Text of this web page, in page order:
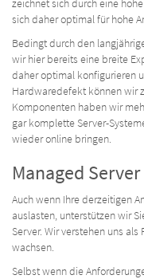
zeichnet sich durch eine
sich daher optimal für hohe
Bedingt durch den
wir hier bereits eine breite
daher optimal konfigurieren
Hardwaredefekt können wir
Komponenten haben wir
gar komplette Server-
wieder online bringen.
Managed Server
Auch wenn Ihre derzeitigen
auslasten, unterstützen wir
Server. Wir verstehen uns
wachsen.
Selbst wenn die